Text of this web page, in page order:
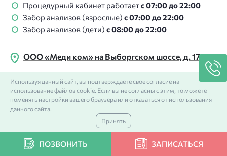
Процедурный кабинет работаетс 07:00 до 22:00
Забор анализов (взрослые) с 07:00 до 22:00
Забор анализов (дети) с 08:00 до 22:00
ООО «Меди ком» на Выборгском шоссе, д. 17 к. 1
Работаетс 08:00 до 22:00ежедневно
Травмпункт работаетс 08:00 до 22:00
Процедурный кабинет работает
с 08:00 до 22:00
ООО «Меди Проф» на Дунайском пр-те, д. 47
Используя данный сайт, вы подтверждаете свое согласие на
использование файлов cookie. Если вы не согласны с этим, то можете
поменять настройки вашего браузера или отказаться от использования
данного сайта.
Принять
ПОЗВОНИТЬ ЗАПИСАТЬСЯ